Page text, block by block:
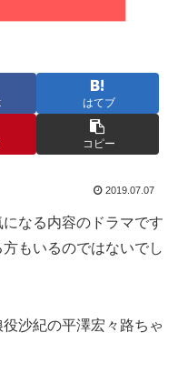
はてブ
コピー
2019.07.07
になる内容のドラマです
もいるのではないでし
沙紀の平澤宏々路ちゃ